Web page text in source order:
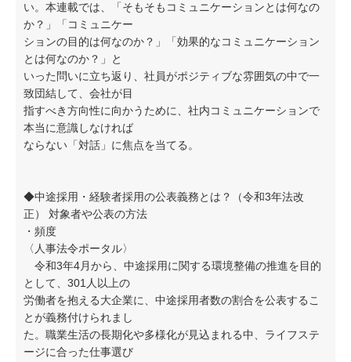
い。本連載では、「そもそもコミュニケーションとは何なの
か？」「コミュニケー
ションの目的は何なのか？」「効果的なコミュニケーション
とは何なのか？」と
いった問いに立ち返り、社員がポジティブな雰囲気の中で一
致団結して、会社が目
指すべき方向性に向かうために、社内コミュニケーションで
本当に意識しなければ
ならない「対話」に焦点を当てる。
◆中途採用・経験者採用の公表義務とは？（令和3年法改
正） 対象者や公表の方法
・頻度
〈人事法令ポータル〉
令和3年4月から、中途採用に関する環境整備の推進を目的
として、301人以上の
労働者を抱える大企業に、中途採用者数の割合を公表するこ
とが義務付けられまし
た。職業生活の長期化や多様化が見込まれる中、ライフステ
ージに合った仕事選び